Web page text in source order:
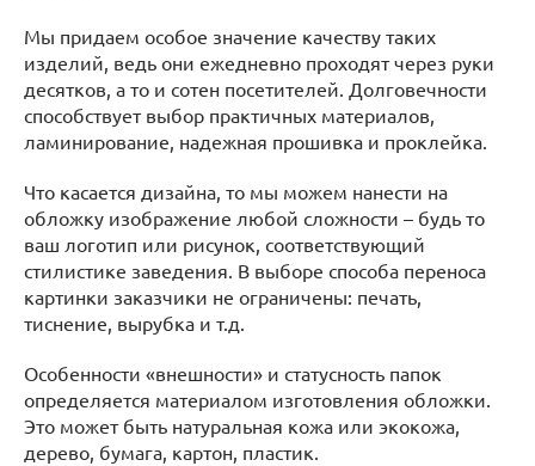
Мы придаем особое значение качеству таких
изделий, ведь они ежедневно проходят через руки
десятков, а то и сотен посетителей. Долговечности
способствует выбор практичных материалов,
ламинирование, надежная прошивка и проклейка.
Что касается дизайна, то мы можем нанести на
обложку изображение любой сложности – будь то
ваш логотип или рисунок, соответствующий
стилистике заведения. В выборе способа переноса
картинки заказчики не ограничены: печать,
тиснение, вырубка и т.д.
Особенности «внешности» и статусность папок
определяется материалом изготовления обложки.
Это может быть натуральная кожа или экокожа,
дерево, бумага, картон, пластик.